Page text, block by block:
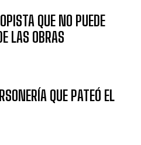
QUE NO PUEDE
LAS OBRAS
QUE PATEÓ EL